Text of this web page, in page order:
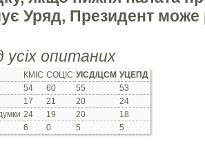
Уряд, Президент може
усіх опитаних
КМІС СОЦІС УІСД/ЦСМ УЦЕПД
54 60 55
53
17 21 20
24
24 19 20
18
6 0 5 5